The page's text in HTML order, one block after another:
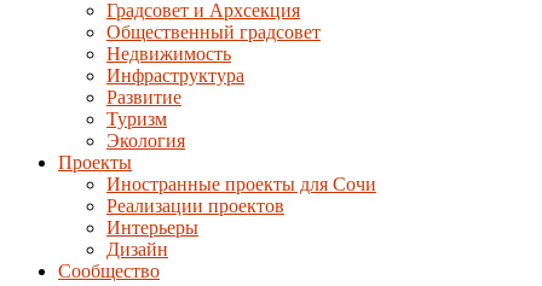
Градсовет и Архсекция
Общественный градсовет
Недвижимость
Инфраструктура
Развитие
Туризм
Экология
Проекты
Иностранные проекты для Сочи
Реализации проектов
Интерьеры
Дизайн
Сообщество